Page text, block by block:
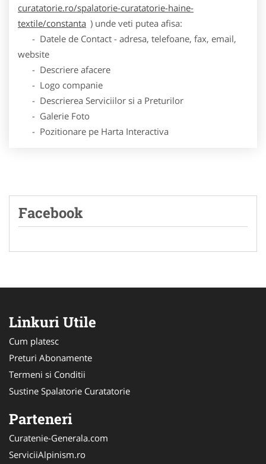
curatatorie.ro/spalatorie-curatatorie-haine-
textile/constanta ) unde veti putea afisa:
- Datele de Contact - adresa, telefoane, fax, email,
website
- Descriere afacere
- Logo companie
- Descrierea Serviciilor si a Preturilor
- Galerie Foto
- Pozitionare pe Harta Interactiva
Facebook
Linkuri Utile
Cum platesc
Preturi Abonamente
Termeni si Conditii
Sustine Spalatorie Curatatorie
Parteneri
Curatenie-Generala.com
ServiciiAlpinism.ro